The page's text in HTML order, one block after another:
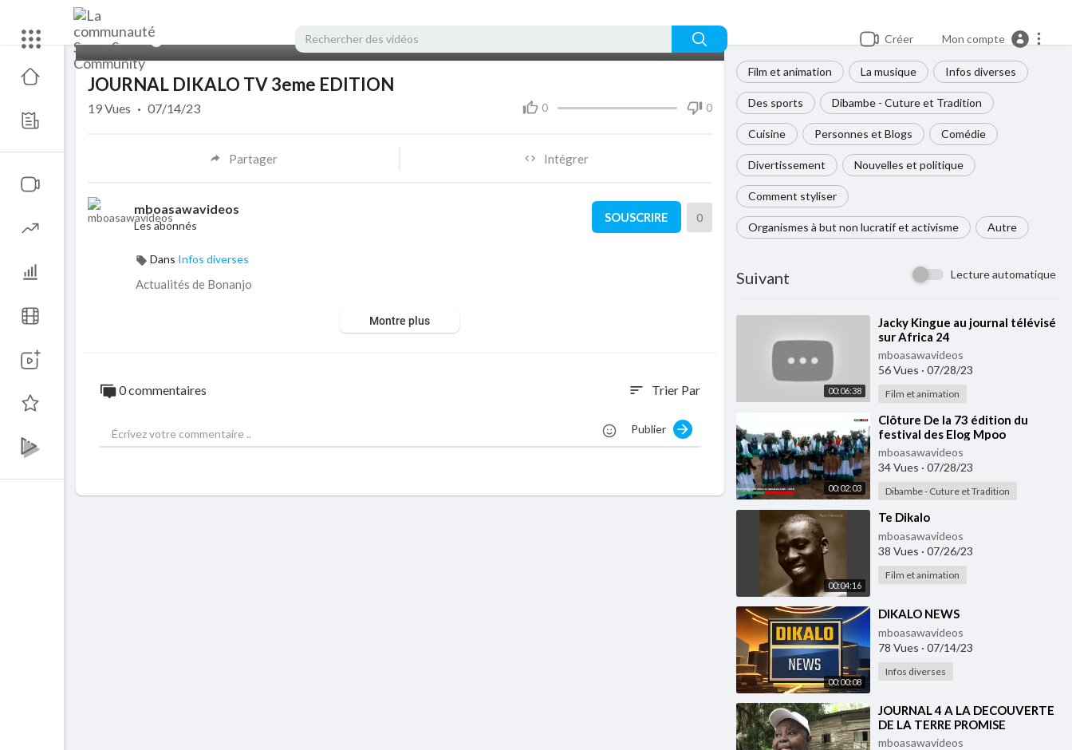
Créer Mon compte
00:00
Film et animation La musique Infos diverses
Des sports Dibambe - Cuture et Tradition
Cuisine Personnes et Blogs Comédie
Divertissement Nouvelles et politique
Comment styliser
Organismes à but non lucratif et activisme Autre
Suivant Lecture automatique
00:06:38
⁣Jacky Kingue au journal télévisé
sur Africa 24
mboasawavideos
56 Vues · 07/28/23
Film et animation
00:02:03
⁣Clôture De la 73 édition du
festival des Elog Mpoo
mboasawavideos
34 Vues · 07/28/23
Dibambe - Cuture et Tradition
00:04:16
⁣Te Dikalo
mboasawavideos
38 Vues · 07/26/23
Film et animation
00:00:08
⁣DIKALO NEWS
mboasawavideos
78 Vues · 07/14/23
Infos diverses
⁣JOURNAL 4 A LA DECOUVERTE
DE LA TERRE PROMISE
mboasawavideos
JOURNAL DIKALO TV 3eme EDITION
0 0
19Vues · 07/14/23
Partager Intégrer
mboasawavideos
Les abonnés
SOUSCRIRE 0
Dans Infos diverses
Actualités de Bonanjo
Montre plus
0 commentaires sort Trier Par
Publier